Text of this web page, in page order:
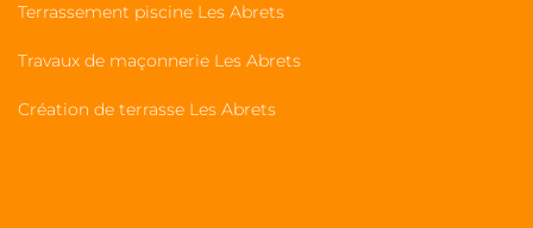
Terrassement piscine Les Abrets
Travaux de maçonnerie Les Abrets
Création de terrasse Les Abrets